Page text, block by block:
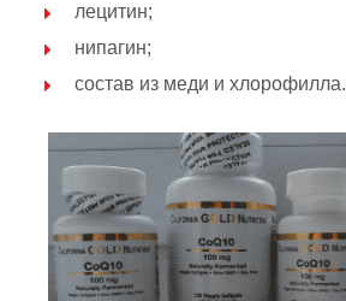
лецитин;
нипагин;
состав из меди и хлорофилла.